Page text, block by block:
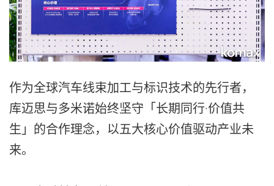
作为全球汽车线束加工与标识技术的先行者，
库迈思与多米诺始终坚守「长期同行·价值共
生」的合作理念，以五大核心价值驱动产业未
来。